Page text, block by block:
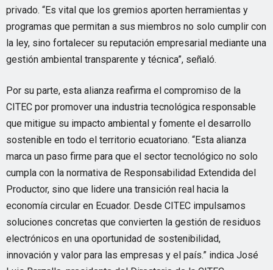
privado. “Es vital que los gremios aporten herramientas y
programas que permitan a sus miembros no solo cumplir con
la ley, sino fortalecer su reputación empresarial mediante una
gestión ambiental transparente y técnica”, señaló.
Por su parte, esta alianza reafirma el compromiso de la
CITEC por promover una industria tecnológica responsable
que mitigue su impacto ambiental y fomente el desarrollo
sostenible en todo el territorio ecuatoriano. “Esta alianza
marca un paso firme para que el sector tecnológico no solo
cumpla con la normativa de Responsabilidad Extendida del
Productor, sino que lidere una transición real hacia la
economía circular en Ecuador. Desde CITEC impulsamos
soluciones concretas que convierten la gestión de residuos
electrónicos en una oportunidad de sostenibilidad,
innovación y valor para las empresas y el país.” indica José